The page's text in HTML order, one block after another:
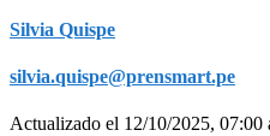
Silvia Quispe
silvia.quispe@prensmart.pe
Actualizado el 12/10/2025, 07:00